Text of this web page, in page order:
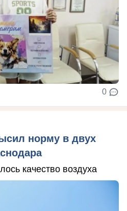
0
норму в двух
качество воздуха